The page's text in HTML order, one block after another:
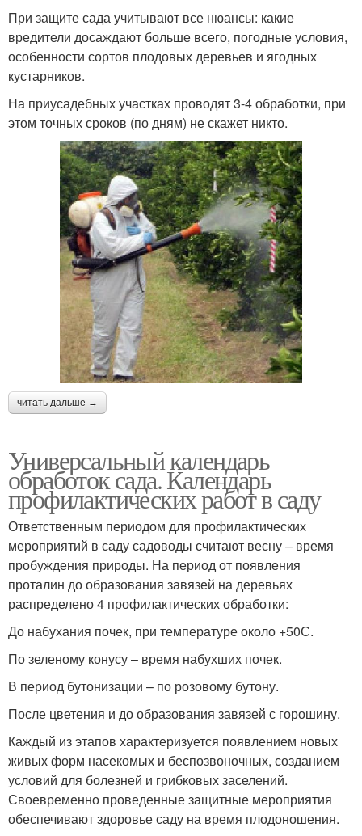
При защите сада учитывают все нюансы: какие
вредители досаждают больше всего, погодные условия,
особенности сортов плодовых деревьев и ягодных
кустарников.
На приусадебных участках проводят 3-4 обработки, при
этом точных сроков (по дням) не скажет никто.
читать дальше →
Универсальный календарь
обработок сада. Календарь
профилактических работ в саду
Ответственным периодом для профилактических
мероприятий в саду садоводы считают весну – время
пробуждения природы. На период от появления
проталин до образования завязей на деревьях
распределено 4 профилактических обработки:
До набухания почек, при температуре около +50С.
По зеленому конусу – время набухших почек.
В период бутонизации – по розовому бутону.
После цветения и до образования завязей с горошину.
Каждый из этапов характеризуется появлением новых
живых форм насекомых и беспозвоночных, созданием
условий для болезней и грибковых заселений.
Своевременно проведенные защитные мероприятия
обеспечивают здоровье саду на время плодоношения.